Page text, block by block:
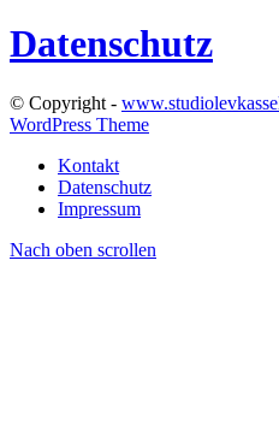
Datenschutz
© Copyright -
WordPress Theme
Kontakt
Datenschutz
Impressum
Nach oben scrollen